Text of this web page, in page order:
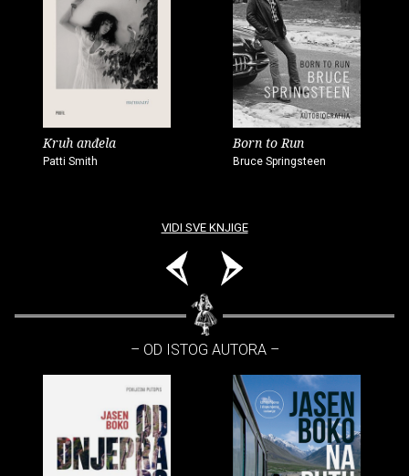
Kruh anđela
Patti Smith
Born to Run
Bruce Springsteen
VIDI SVE KNJIGE
– OD ISTOG AUTORA –